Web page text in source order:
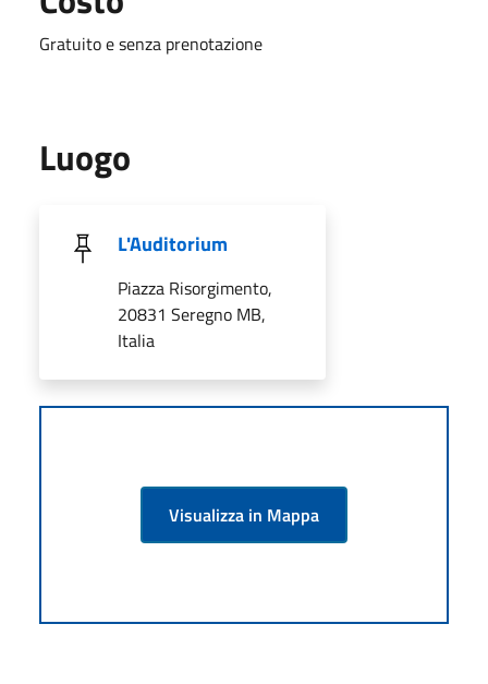
Gratuito e senza prenotazione
Luogo
L'Auditorium
Piazza Risorgimento,
20831 Seregno MB,
Italia
Visualizza in Mappa